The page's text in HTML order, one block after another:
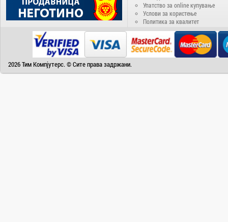
Упатство за online купување
Услови за користење
Политика за квалитет
2026 Тим Компјутерс. © Сите права задржани.